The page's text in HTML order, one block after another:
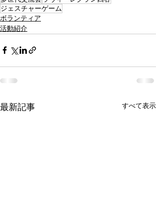
ジェスチャーゲーム
ボランティア
活動紹介
最新記事 すべて表示